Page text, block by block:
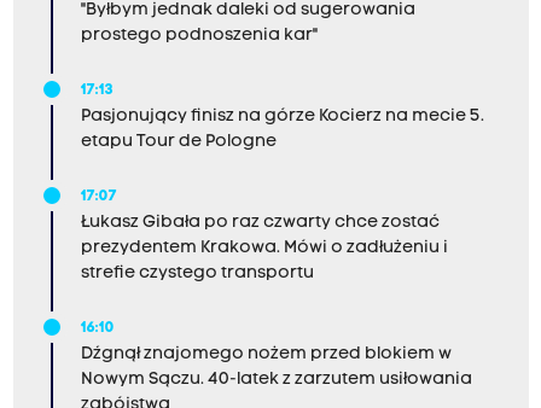
"Byłbym jednak daleki od sugerowania
prostego podnoszenia kar"
17:13
Pasjonujący finisz na górze Kocierz na mecie 5.
etapu Tour de Pologne
17:07
Łukasz Gibała po raz czwarty chce zostać
prezydentem Krakowa. Mówi o zadłużeniu i
strefie czystego transportu
16:10
Dźgnął znajomego nożem przed blokiem w
Nowym Sączu. 40-latek z zarzutem usiłowania